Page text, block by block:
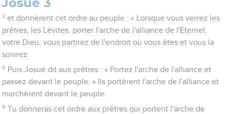
3 et donnèrent cet ordre au peuple : « Lorsque vous verrez les
prêtres, les Lévites, porter l'arche de l'alliance de l'Eternel,
votre Dieu, vous partirez de l'endroit où vous êtes et vous la
suivrez.
6 Puis Josué dit aux prêtres : « Portez l'arche de l'alliance et
passez devant le peuple. » Ils portèrent l'arche de l'alliance et
marchèrent devant le peuple.
8 Tu donneras cet ordre aux prêtres qui portent l'arche de